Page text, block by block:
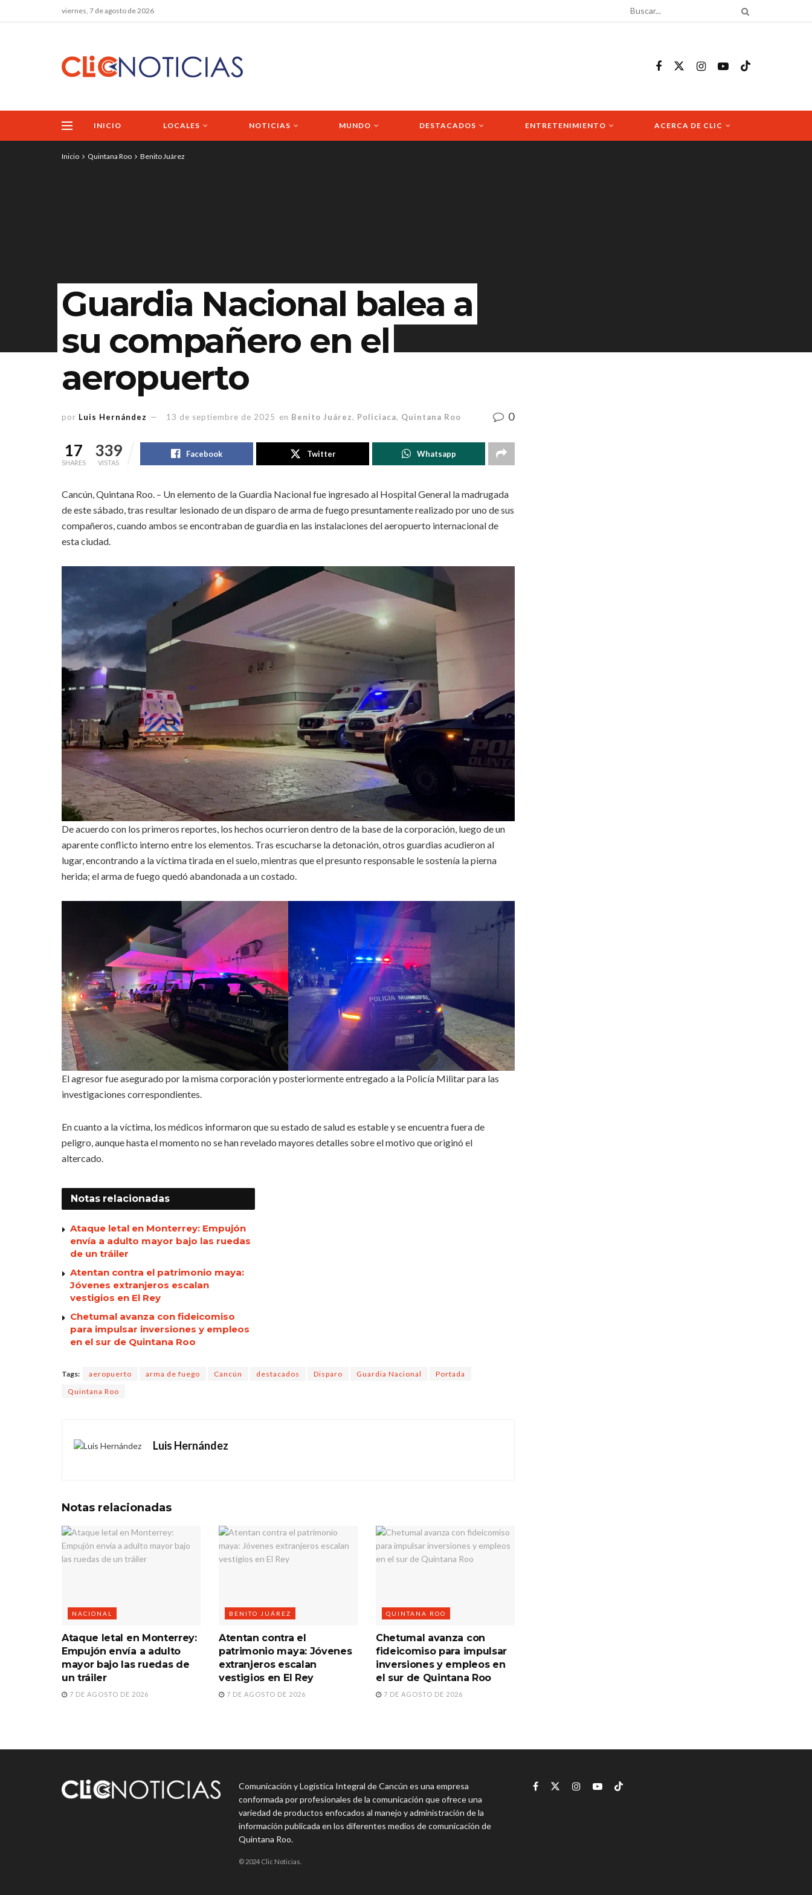
viernes, 7 de agosto de 2026
INICIO LOCALES NOTICIAS MUNDO DESTACADOS ENTRETENIMIENTO ACERCA DE CLIC
Inicio Quintana Roo Benito Juárez
Guardia Nacional balea a
su compañero en el
aeropuerto
por Luis Hernández 13 de septiembre de 2025 en Benito Juárez, Policiaca, Quintana Roo 0
17
SHARES
339
VISTAS
Facebook Twitter Whatsapp
Cancún, Quintana Roo. – Un elemento de la Guardia Nacional fue ingresado al Hospital General la madrugada
de este sábado, tras resultar lesionado de un disparo de arma de fuego presuntamente realizado por uno de sus
compañeros, cuando ambos se encontraban de guardia en las instalaciones del aeropuerto internacional de
esta ciudad.
De acuerdo con los primeros reportes, los hechos ocurrieron dentro de la base de la corporación, luego de un
aparente conflicto interno entre los elementos. Tras escucharse la detonación, otros guardias acudieron al
lugar, encontrando a la víctima tirada en el suelo, mientras que el presunto responsable le sostenía la pierna
herida; el arma de fuego quedó abandonada a un costado.
El agresor fue asegurado por la misma corporación y posteriormente entregado a la Policía Militar para las
investigaciones correspondientes.
En cuanto a la víctima, los médicos informaron que su estado de salud es estable y se encuentra fuera de
peligro, aunque hasta el momento no se han revelado mayores detalles sobre el motivo que originó el
altercado.
Notas relacionadas
Ataque letal en Monterrey: Empujón
envía a adulto mayor bajo las ruedas
de un tráiler
Atentan contra el patrimonio maya:
Jóvenes extranjeros escalan
vestigios en El Rey
Chetumal avanza con fideicomiso
para impulsar inversiones y empleos
en el sur de Quintana Roo
Tags: aeropuerto arma de fuego Cancún destacados Disparo Guardia Nacional
Portada
Quintana Roo
Luis Hernández
Notas relacionadas
NACIONAL
Ataque letal en Monterrey:
Empujón envía a adulto
mayor bajo las ruedas de
un tráiler
7 DE AGOSTO DE 2026
BENITO JUÁREZ
Atentan contra el
patrimonio maya: Jóvenes
extranjeros escalan
vestigios en El Rey
7 DE AGOSTO DE 2026
QUINTANA ROO
Chetumal avanza con
fideicomiso para impulsar
inversiones y empleos en
el sur de Quintana Roo
7 DE AGOSTO DE 2026
Comunicación y Logística Integral de Cancún es una empresa
conformada por profesionales de la comunicación que ofrece una
variedad de productos enfocados al manejo y administración de la
información publicada en los diferentes medios de comunicación de
Quintana Roo.
© 2024 Clic Noticias.